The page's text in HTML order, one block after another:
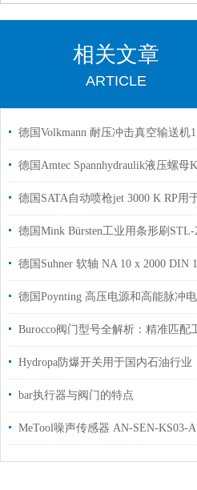
相关文章
ARTICLE
Hydropa防爆开关用于国内石油行业
bar执行器与阀门的特点